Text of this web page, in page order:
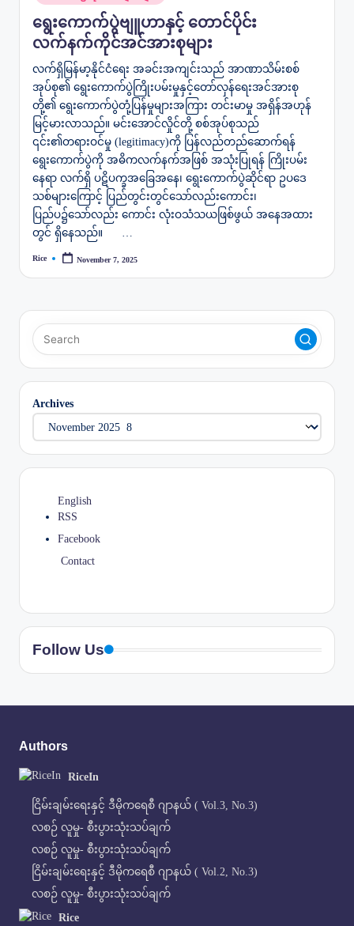
ရွေးကောက်ပွဲဗျူဟာနှင့် တောင်ပိုင်း
လက်နက်ကိုင်အင်အားစုများ
လက်ရှိမြန်မာ့နိုင်ငံရေး အခင်းအကျင်းသည် အာဏာသိမ်းစစ်
အုပ်စု၏ ရွေးကောက်ပွဲကြိုးပမ်းမှုနှင့်တော်လှန်ရေးအင်အားစု
တို့၏ ရွေးကောက်ပွဲတုံ့ပြန်မှုများအကြား တင်းမာမှု အရှိန်အဟုန်
မြင့်မားလာသည်။ မင်းအောင်လှိုင်တို့ စစ်အုပ်စုသည်
၎င်း၏တရားဝင်မှု (legitimacy)ကို ပြန်လည်တည်ဆောက်ရန်
ရွေးကောက်ပွဲကို အဓိကလက်နက်အဖြစ် အသုံးပြုရန် ကြိုးပမ်း
နေရာ လက်ရှိ ပဋိပက္ခအခြေအနေ၊ ရွေးကောက်ပွဲဆိုင်ရာ ဥပဒေ
သစ်များကြောင့် ပြည်တွင်းတွင်သော်လည်းကောင်း၊
ပြည်ပ၌သော်လည်း ကောင်း လုံးဝသံသယဖြစ်ဖွယ် အနေအထား
တွင် ရှိနေသည်။ …
Posted
Rice November 7, 2025
Archives
English
RSS
Facebook
Contact
Follow Us
Authors
RiceIn
ငြိမ်းချမ်းရေးနှင့် ဒီမိုကရေစီ ဂျာနယ် ( Vol.3, No.3)
လစဉ် လူမှု- စီးပွားသုံးသပ်ချက်
လစဉ် လူမှု- စီးပွားသုံးသပ်ချက်
ငြိမ်းချမ်းရေးနှင့် ဒီမိုကရေစီ ဂျာနယ် ( Vol.2, No.3)
လစဉ် လူမှု- စီးပွားသုံးသပ်ချက်
Rice